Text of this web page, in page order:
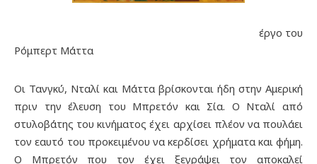
έργο του
Ρόμπερτ Μάττα
Οι Τανγκύ, Νταλί και Μάττα βρίσκονται ήδη στην Αμερική
πριν την έλευση του Μπρετόν και Σία. Ο Νταλί από
στυλοβάτης του κινήματος έχει αρχίσει πλέον να πουλάει
τον εαυτό του προκειμένου να κερδίσει χρήματα και φήμη.
Ο Μπρετόν που τον έχει ξεγράψει τον αποκαλεί